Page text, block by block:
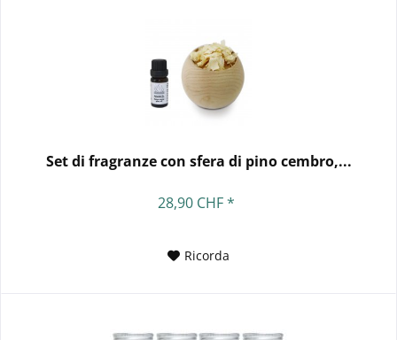
Set di fragranze con sfera di pino cembro,...
28,90 CHF *
Ricorda